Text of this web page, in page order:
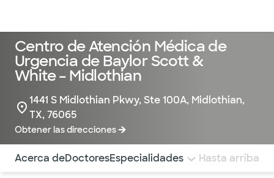
Centro de Atención Médica de
Urgencia de Baylor Scott &
White – Midlothian
1441 S Midlothian Pkwy, Ste 100A, Midlothian,
TX, 76065
Obtener las direcciones
Utilice esta navegación para saltar rápidamente a
Acerca deDoctoresEspecialidades Lo que tratamos
Hasta arriba